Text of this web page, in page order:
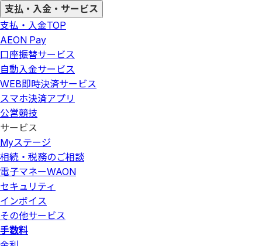
支払・入金・サービス
支払・入金TOP
AEON Pay
口座振替サービス
自動入金サービス
WEB即時決済サービス
スマホ決済アプリ
公営競技
サービス
Myステージ
相続・税務のご相談
電子マネーWAON
セキュリティ
インボイス
その他サービス
手数料